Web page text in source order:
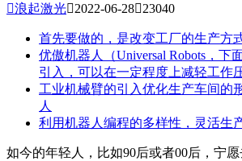
浪起激光2022-06-2823040
首先要做的，是改变工厂的生产方
优傲机器人（Universal Robots，下
引入，可以在一定程度上减轻工作
工业机械臂的引入优化生产车间的
人
利用机器人编程的多样性，灵活生
如今的年轻人，比如90后或者00后，宁